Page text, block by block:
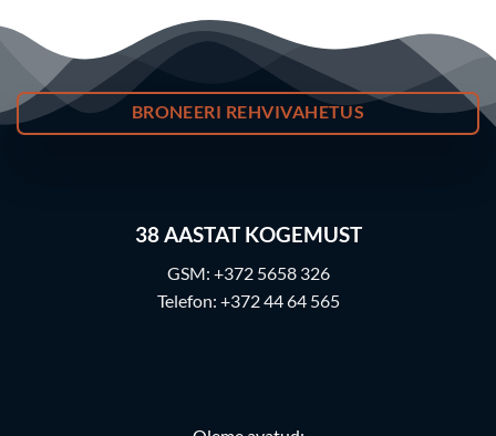
BRONEERI REHVIVAHETUS
38AASTAT KOGEMUST
GSM: +372 5658 326
Telefon: +372 44 64 565